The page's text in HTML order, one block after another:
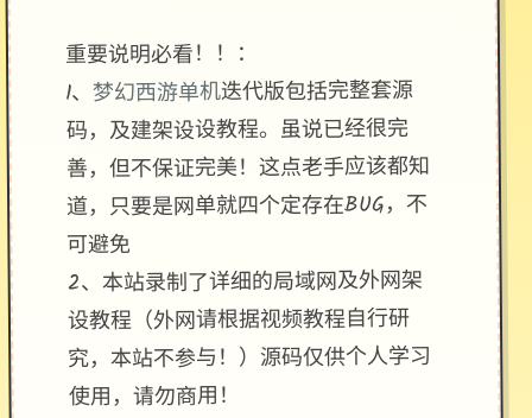
重要说明必看！！：
1、梦幻西游单机迭代版包括完整套源
码，及建架设设教程。虽说已经很完
善，但不保证完美！这点老手应该都知
道，只要是网单就四个定存在BUG，不
可避免
2、本站录制了详细的局域网及外网架
设教程（外网请根据视频教程自行研
究，本站不参与！）源码仅供个人学习
使用，请勿商用！